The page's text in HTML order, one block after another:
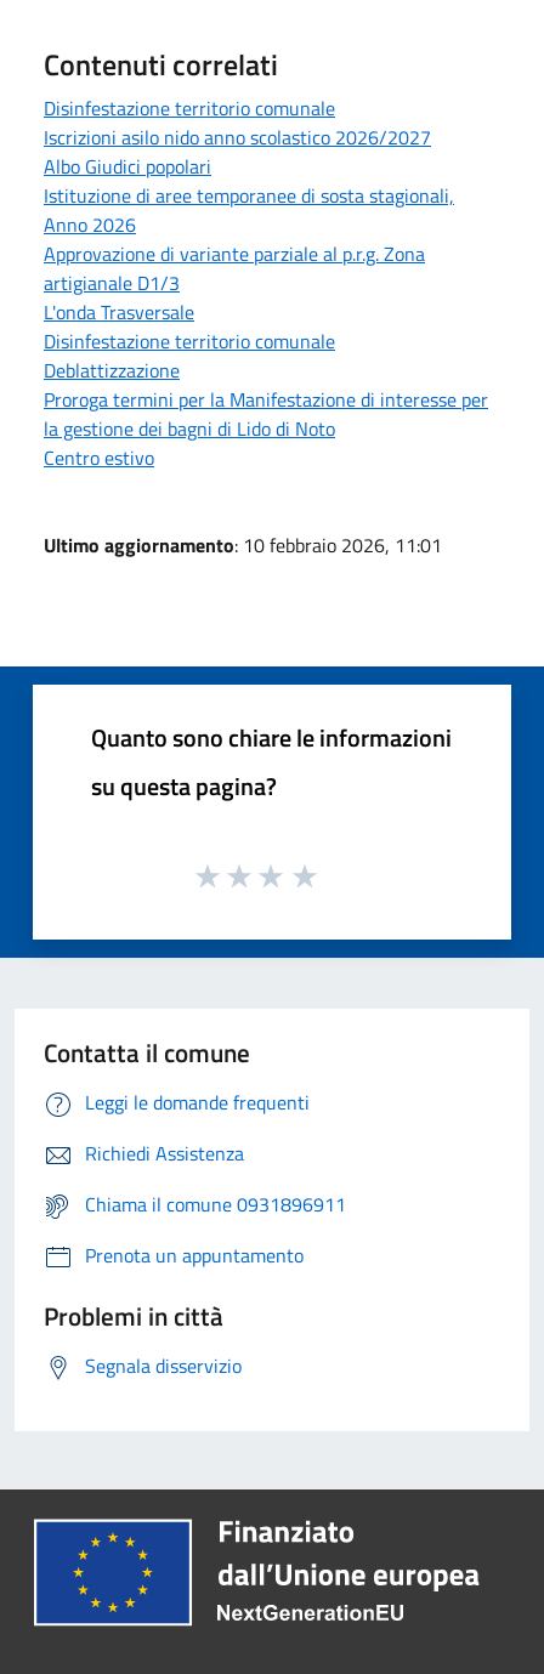
Contenuti correlati
Disinfestazione territorio comunale
Iscrizioni asilo nido anno scolastico 2026/2027
Albo Giudici popolari
Istituzione di aree temporanee di sosta stagionali,
Anno 2026
Approvazione di variante parziale al p.r.g. Zona
artigianale D1/3
L'onda Trasversale
Disinfestazione territorio comunale
Deblattizzazione
Proroga termini per la Manifestazione di interesse per
la gestione dei bagni di Lido di Noto
Centro estivo
Ultimo aggiornamento: 10 febbraio 2026, 11:01
Quanto sono chiare le informazioni
su questa pagina?
Contatta il comune
Leggi le domande frequenti
Richiedi Assistenza
Chiama il comune 0931896911
Prenota un appuntamento
Problemi in città
Segnala disservizio